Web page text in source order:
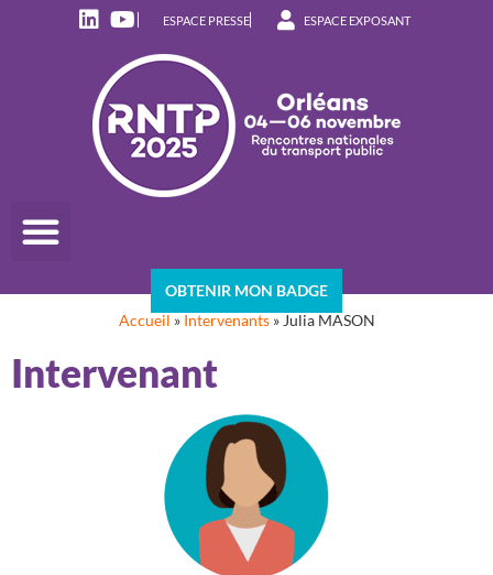
ESPACE PRESSE ESPACE EXPOSANT
OBTENIR MON BADGE
Accueil » Intervenants» Julia MASON
Intervenant